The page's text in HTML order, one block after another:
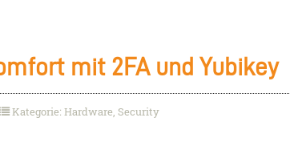
mit 2FA und Yubikey
Kategorie: Hardware, Security